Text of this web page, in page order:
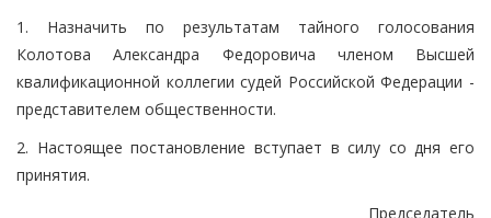
1. Назначить по результатам тайного голосования
Колотова Александра Федоровича членом Высшей
квалификационной коллегии судей Российской Федерации -
представителем общественности.
2. Настоящее постановление вступает в силу со дня его
принятия.
Председатель